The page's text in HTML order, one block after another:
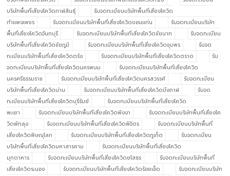
บริษัทพื้นที่เสี่ยงโควิดกาฬสินธุ์
รับจดทะเบียนบริษัทพื้นที่เสี่ยงโควิด
กำแพงเพชร
รับจดทะเบียนบริษัทพื้นที่เสี่ยงโควิดขอนแก่น
รับจดทะเบียนบริษัท
พื้นที่เสี่ยงโควิดจันทบุรี
รับจดทะเบียนบริษัทพื้นที่เสี่ยงโควิดชัยนาท
รับจดทะเบียน
บริษัทพื้นที่เสี่ยงโควิดชัยภูมิ
รับจดทะเบียนบริษัทพื้นที่เสี่ยงโควิดชุมพร
รับจด
ทะเบียนบริษัทพื้นที่เสี่ยงโควิดตรัง
รับจดทะเบียนบริษัทพื้นที่เสี่ยงโควิดตราด
รับ
จดทะเบียนบริษัทพื้นที่เสี่ยงโควิดนครพนม
รับจดทะเบียนบริษัทพื้นที่เสี่ยงโควิด
นครศรีธรรมราช
รับจดทะเบียนบริษัทพื้นที่เสี่ยงโควิดนครสวรรค์
รับจดทะเบียน
บริษัทพื้นที่เสี่ยงโควิดน่าน
รับจดทะเบียนบริษัทพื้นที่เสี่ยงโควิดบึงกาฬ
รับจด
ทะเบียนบริษัทพื้นที่เสี่ยงโควิดบุรีรัมย์
รับจดทะเบียนบริษัทพื้นที่เสี่ยงโควิด
พะเยา
รับจดทะเบียนบริษัทพื้นที่เสี่ยงโควิดพังงา
รับจดทะเบียนบริษัทพื้นที่เสี่ยงโค
วิดพัทลุง
รับจดทะเบียนบริษัทพื้นที่เสี่ยงโควิดพิจิตร
รับจดทะเบียนบริษัทพื้นที่
เสี่ยงโควิดพิษณุโลก
รับจดทะเบียนบริษัทพื้นที่เสี่ยงโควิดภูเก็ต
รับจดทะเบียน
บริษัทพื้นที่เสี่ยงโควิดมหาสารคาม
รับจดทะเบียนบริษัทพื้นที่เสี่ยงโควิด
มุกดาหาร
รับจดทะเบียนบริษัทพื้นที่เสี่ยงโควิดยโสธร
รับจดทะเบียนบริษัทพื้นที่
เสี่ยงโควิดระนอง
รับจดทะเบียนบริษัทพื้นที่เสี่ยงโควิดร้อยเอ็ด
รับจดทะเบียนบริษัท